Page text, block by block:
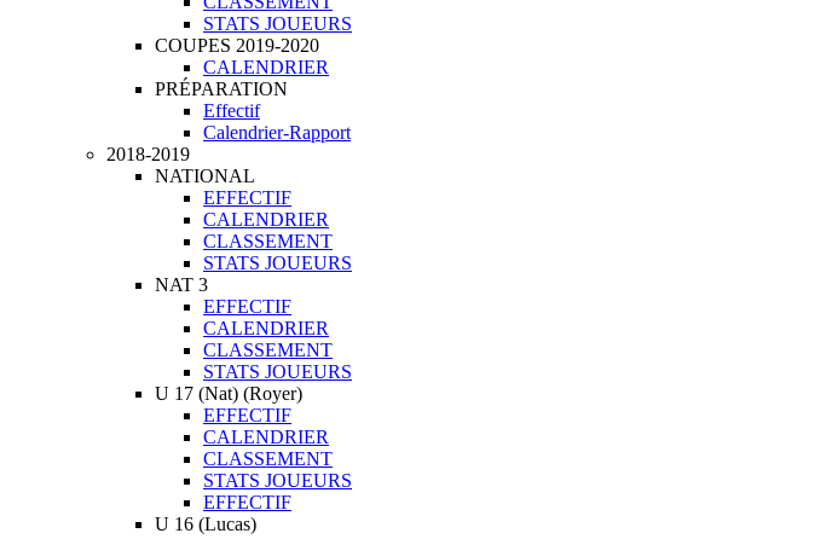
STATS JOUEURS
COUPES 2019-2020
CALENDRIER
PRÉPARATION
Effectif
Calendrier-Rapport
2018-2019
NATIONAL
EFFECTIF
CALENDRIER
CLASSEMENT
STATS JOUEURS
NAT 3
EFFECTIF
CALENDRIER
CLASSEMENT
STATS JOUEURS
U 17 (Nat) (Royer)
EFFECTIF
CALENDRIER
CLASSEMENT
STATS JOUEURS
EFFECTIF
U 16 (Lucas)